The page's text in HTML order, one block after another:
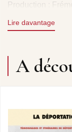
Production :
Klarsfeld et le
vigilance. A
de leurs
et de racisme
Texte intégral lu
historique de
Lire davantage
A